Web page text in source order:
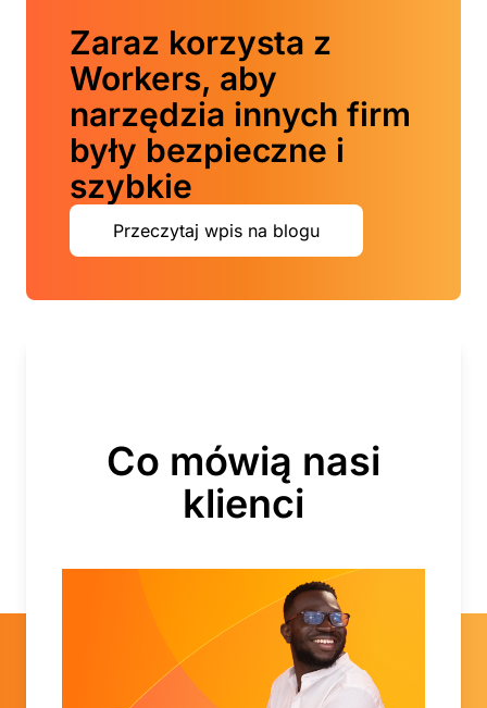
Zaraz korzysta z
Workers, aby
narzędzia innych firm
były bezpieczne i
szybkie
Przeczytaj wpis na blogu
Co mówią nasi
klienci